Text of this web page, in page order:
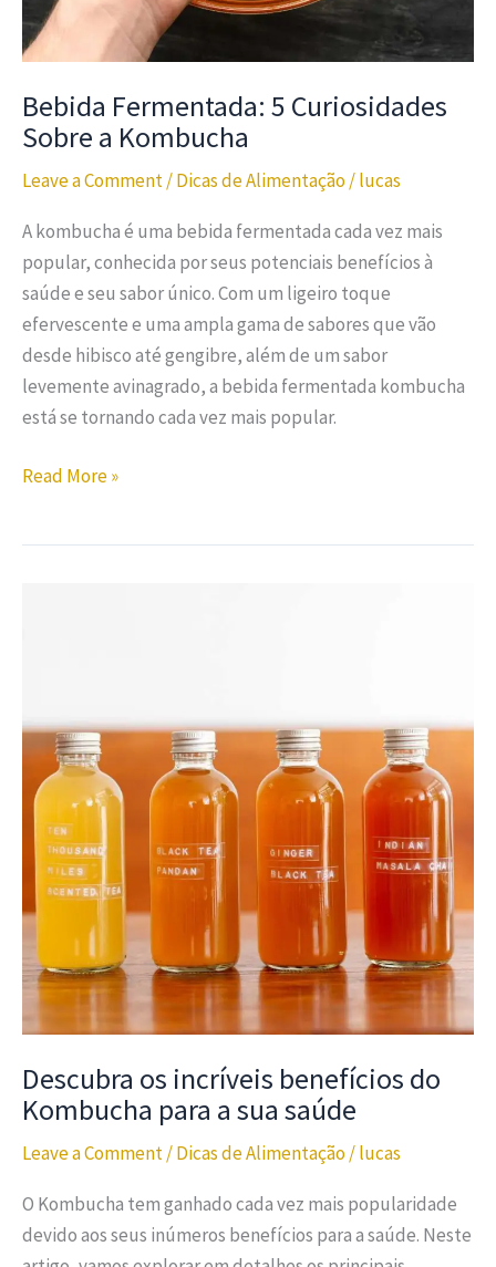
Bebida Fermentada: 5 Curiosidades
Sobre a Kombucha
Leave a Comment/Dicas de Alimentação/lucas
A kombucha é uma bebida fermentada cada vez mais
popular, conhecida por seus potenciais benefícios à
saúde e seu sabor único. Com um ligeiro toque
efervescente e uma ampla gama de sabores que vão
desde hibisco até gengibre, além de um sabor
levemente avinagrado, a bebida fermentada kombucha
está se tornando cada vez mais popular.
Read More »
Descubra os incríveis benefícios do
Kombucha para a sua saúde
Leave a Comment/Dicas de Alimentação/lucas
O Kombucha tem ganhado cada vez mais popularidade
devido aos seus inúmeros benefícios para a saúde. Neste